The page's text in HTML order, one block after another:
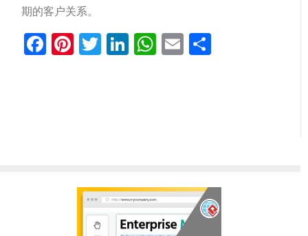
期的客户关系。
Facebook
Pinterest
Twitter
LinkedIn
WhatsApp
Email